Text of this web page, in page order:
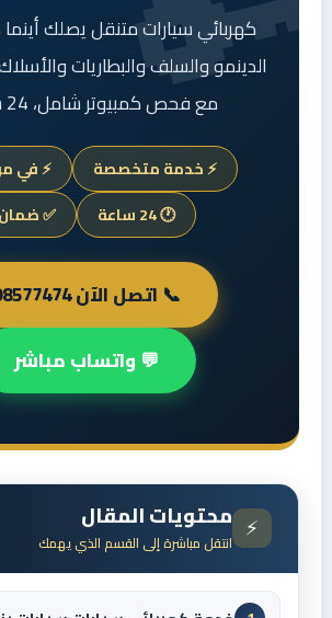
كهربائي سيارات متنقل يصلك
الدينمو والسلف والبطاريات
مع فحص كمبيوتر شامل، 24 ساعة.
⚡ خدمة متخصصة
⚡ في
🕐 24 ساعة
✅ ضمان
📞 اتصل الآن 98577474
💬 واتساب مباشر
⚡ محتويات المقال
انتقل مباشرة إلى القسم الذي يهمك